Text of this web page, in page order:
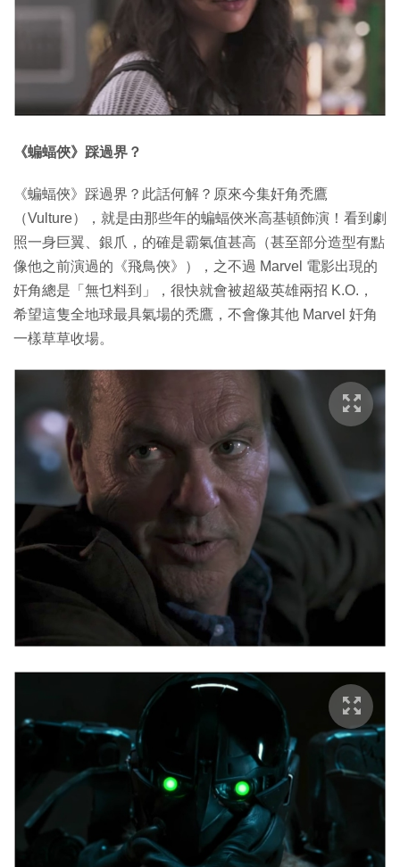
《蝙蝠俠》踩過界？
《蝙蝠俠》踩過界？此話何解？原來今集奸角禿鷹
（Vulture），就是由那些年的蝙蝠俠米高基頓飾演！看到劇
照一身巨翼、銀爪，的確是霸氣值甚高（甚至部分造型有點
像他之前演過的《飛鳥俠》），之不過 Marvel 電影出現的
奸角總是「無乜料到」，很快就會被超級英雄兩招 K.O.，
希望這隻全地球最具氣場的禿鷹，不會像其他 Marvel 奸角
一樣草草收場。